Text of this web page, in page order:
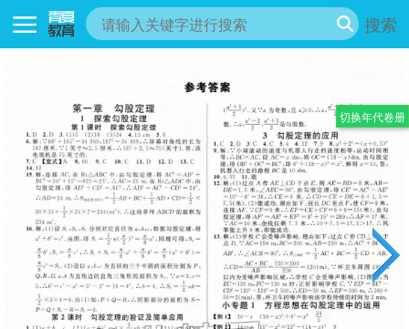
搜索
切换年代卷册